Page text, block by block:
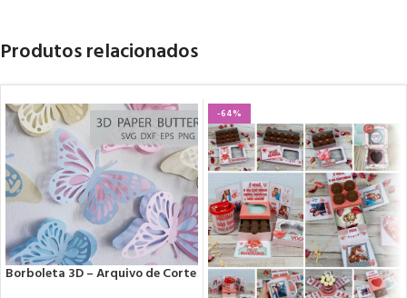
Produtos relacionados
Borboleta 3D – Arquivo de Corte
-64%